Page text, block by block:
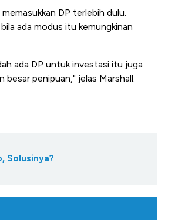
DP terlebih dulu.
ada modus itu kemungkinan
ada DP untuk investasi itu juga
penipuan," jelas Marshall.
Solusinya?